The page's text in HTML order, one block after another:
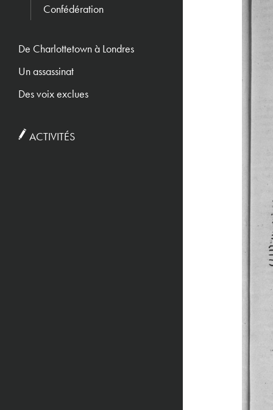
Confédération
De Charlottetown à Londres
Un assassinat
Des voix exclues
ACTIVITÉS